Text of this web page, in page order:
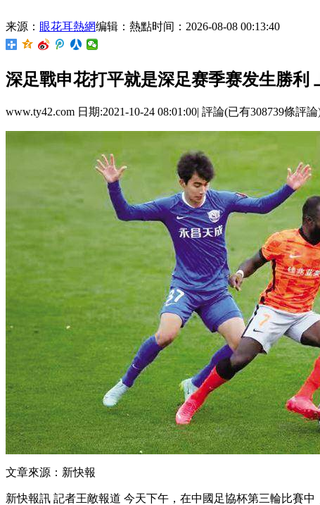
来源： 眼花耳熱網编辑：熱點时间：2026-08-08 00:13:40
深足戰申花打平就是深足赛季赛发生勝利
www.ty42.com 日期:2021-10-24 08:01:00| 評論(已有308739條評論
文章來源：新快報
新快報訊 記者王敵報道 今天下午，在中國足協杯第三輪比賽